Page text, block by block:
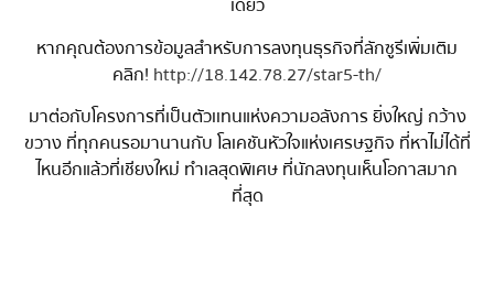
เดียว
หากคุณต้องการข้อมูลสำหรับการลงทุนธุรกิจที่ลักซูรีเพิ่มเติม
คลิก! http://18.142.78.27/star5-th/
มาต่อกับโครงการที่เป็นตัวเเทนแห่งความอลังการ ยิ่งใหญ่ กว้าง
ขวาง ที่ทุกคนรอมานานกับ โลเคชันหัวใจแห่งเศรษฐกิจ ที่หาไม่ได้ที่
ไหนอีกแล้วที่เชียงใหม่ ทำเลสุดพิเศษ ที่นักลงทุนเห็นโอกาสมาก
ที่สุด